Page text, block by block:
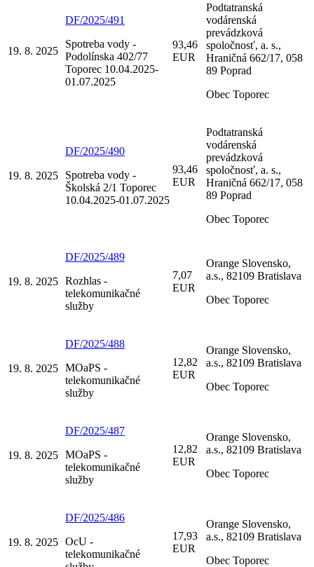
19. 8. 2025
DF/2025/491
Spotreba vody -
Podolínska 402/77
Toporec 10.04.2025-
01.07.2025
93,46
EUR
Podtatranská
vodárenská
prevádzková
spoločnosť, a. s.,
Hraničná 662/17, 058
89 Poprad
Obec Toporec
19. 8. 2025
DF/2025/490
Spotreba vody -
Školská 2/1 Toporec
10.04.2025-01.07.2025
93,46
EUR
Podtatranská
vodárenská
prevádzková
spoločnosť, a. s.,
Hraničná 662/17, 058
89 Poprad
Obec Toporec
19. 8. 2025
DF/2025/489
Rozhlas -
telekomunikačné
služby
7,07
EUR
Orange Slovensko,
a.s., 82109 Bratislava
Obec Toporec
19. 8. 2025
DF/2025/488
MOaPS -
telekomunikačné
služby
12,82
EUR
Orange Slovensko,
a.s., 82109 Bratislava
Obec Toporec
19. 8. 2025
DF/2025/487
MOaPS -
telekomunikačné
služby
12,82
EUR
Orange Slovensko,
a.s., 82109 Bratislava
Obec Toporec
19. 8. 2025
DF/2025/486
OcU -
telekomunikačné
17,93
EUR
Orange Slovensko,
a.s., 82109 Bratislava
Obec Toporec